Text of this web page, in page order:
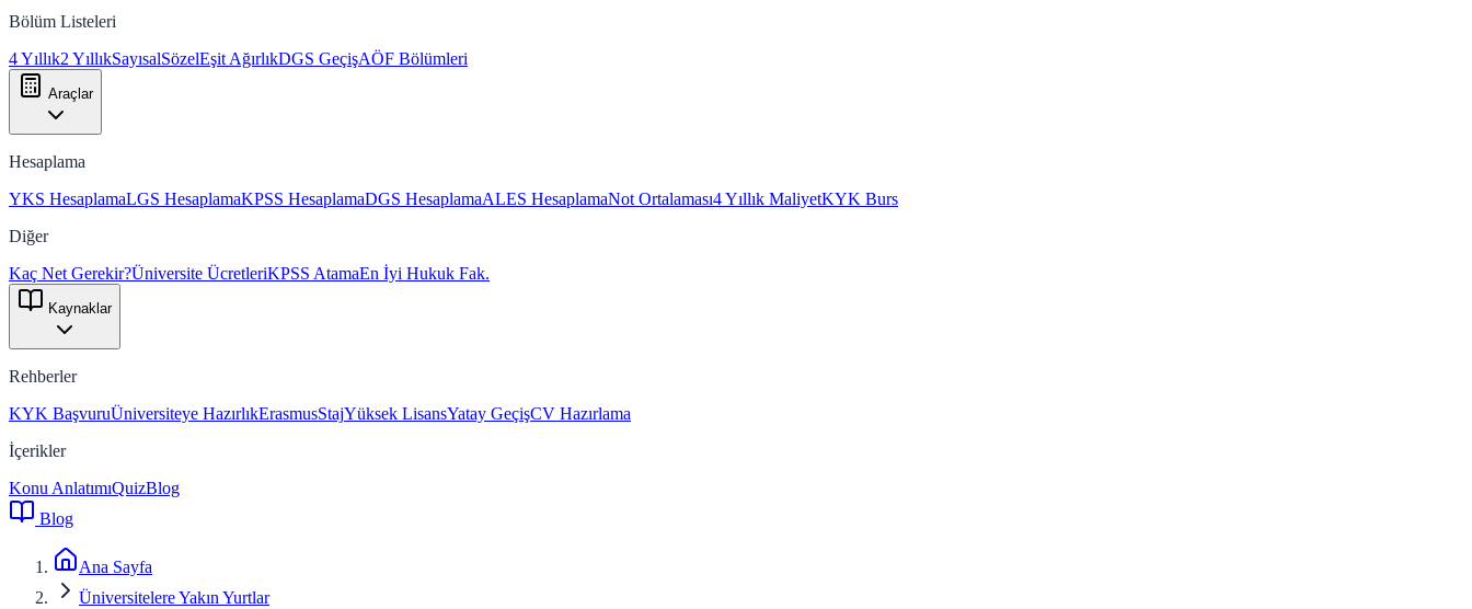
Bölüm Listeleri
4 Yıllık2 YıllıkSayısalSözelEşit AğırlıkDGS GeçişAÖF Bölümleri
Araçlar
Hesaplama
YKS HesaplamaLGS HesaplamaKPSS HesaplamaDGS HesaplamaALES HesaplamaNot Ortalaması4 Yıllık MaliyetKYK Burs
Diğer
Kaç Net Gerekir?Üniversite ÜcretleriKPSS AtamaEn İyi Hukuk Fak.
Kaynaklar
Rehberler
KYK BaşvuruÜniversiteye HazırlıkErasmusStajYüksek LisansYatay GeçişCV Hazırlama
İçerikler
Konu AnlatımıQuizBlog
Blog
Ana Sayfa
Üniversitelere Yakın Yurtlar